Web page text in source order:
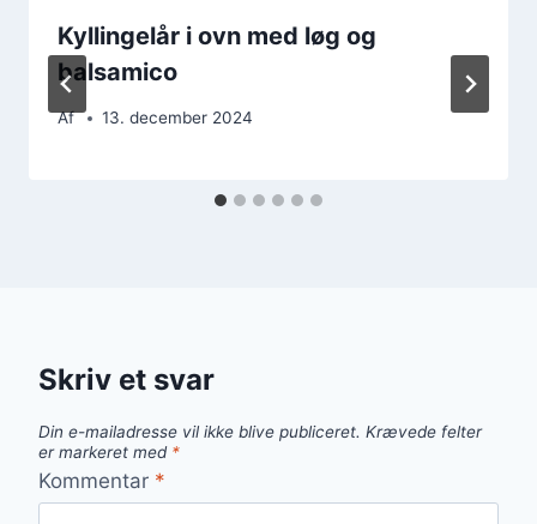
Kyllingelår i ovn med løg og
balsamico
Af 13. december 2024
Skriv et svar
Din e-mailadresse vil ikke blive publiceret. Krævede felter
er markeret med *
Kommentar *